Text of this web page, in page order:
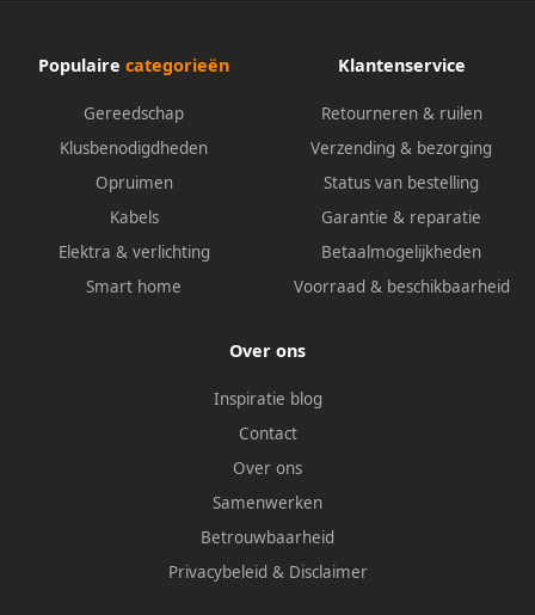
Populaire categorieën
Gereedschap
Klusbenodigdheden
Opruimen
Kabels
Elektra & verlichting
Smart home
Klantenservice
Retourneren & ruilen
Verzending & bezorging
Status van bestelling
Garantie & reparatie
Betaalmogelijkheden
Voorraad & beschikbaarheid
Over ons
Inspiratie blog
Contact
Over ons
Samenwerken
Betrouwbaarheid
Privacybeleid & Disclaimer